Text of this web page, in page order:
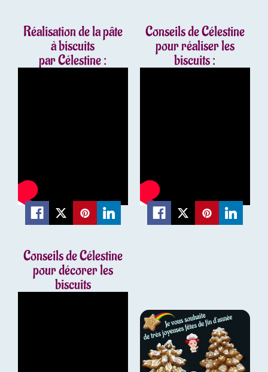
Réalisation de la pâte
à biscuits
par Célestine :
Conseils de Célestine
pour réaliser les
biscuits :
Conseils de Célestine
pour décorer les
biscuits